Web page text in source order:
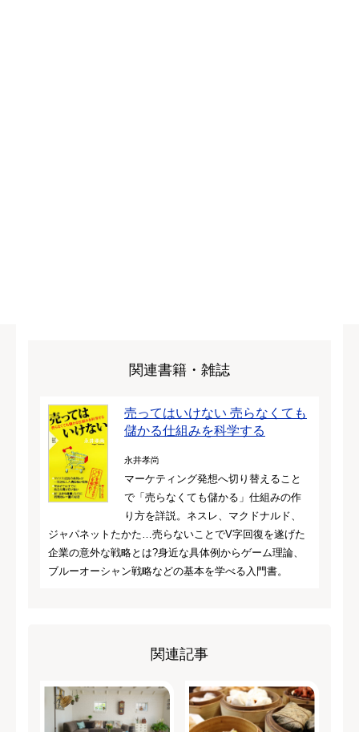
関連書籍・雑誌
売ってはいけない 売らなくても
儲かる仕組みを科学する
永井孝尚
マーケティング発想へ切り替えること
で「売らなくても儲かる」仕組みの作
り方を詳説。ネスレ、マクドナルド、
ジャパネットたかた…売らないことでV字回復を遂げた
企業の意外な戦略とは?身近な具体例からゲーム理論、
ブルーオーシャン戦略などの基本を学べる入門書。
関連記事